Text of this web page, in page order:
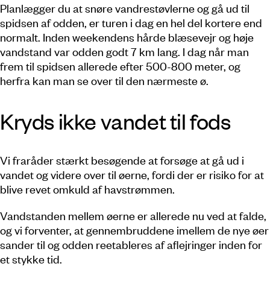
Planlægger du at snøre vandrestøvlerne og gå ud til
spidsen af odden, er turen i dag en hel del kortere end
normalt. Inden weekendens hårde blæsevejr og høje
vandstand var odden godt 7 km lang. I dag når man
frem til spidsen allerede efter 500-800 meter, og
herfra kan man se over til den nærmeste ø.
Kryds ikke vandet til fods
Vi fraråder stærkt besøgende at forsøge at gå ud i
vandet og videre over til øerne, fordi der er risiko for at
blive revet omkuld af havstrømmen.
Vandstanden mellem øerne er allerede nu ved at falde,
og vi forventer, at gennembruddene imellem de nye øer
sander til og odden reetableres af aflejringer inden for
et stykke tid.